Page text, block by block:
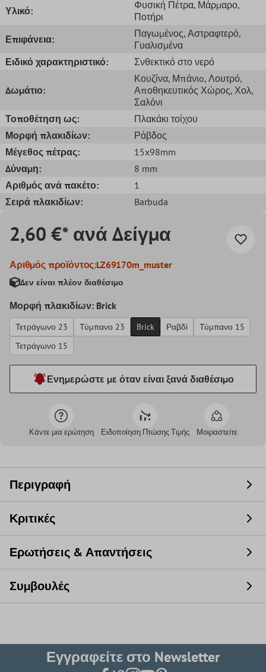
Υλικό:
Φυσική Πέτρα, Μάρμαρο,
Ποτήρι
Επιφάνεια:
Παγωμένος, Αστραφτερό,
Γυαλισμένα
Ειδικό χαρακτηριστικό:
Σνθεκτικό στο νερό
Δωμάτιο:
Κουζίνα, Μπάνιo, Λουτρό,
Αποθηκευτικός Χώρος, Χολ,
Σαλόνι
Τοποθέτηση ως:
Πλακάκι τοίχου
Μορφή πλακιδίων:
Ράβδος
Μέγεθος πέτρας:
15x98mm
Δύναμη:
8 mm
Αριθμός ανά πακέτο:
1
Σειρά πλακιδίων:
Barbuda
2,60 €* ανά Δείγμα
Αριθμός προϊόντος:LZ69170m_muster
Δεν είναι πλέον διαθέσιμο
Μορφή πλακιδίων: Brick
Τετράγωνο 23 Τύμπανο 23 Brick Ραβδί
Τύμπανο 15
Τετράγωνο 15
Ενημερώστε με όταν είναι ξανά διαθέσιμο
Κάντε μια ερώτηση Ειδοποίηση Πτώσης Τιμής Μοιραστείτε
Περιγραφή
Κριτικές
Ερωτήσεις & Απαντήσεις
Συμβουλές
Εγγραφείτε στο Newsletter